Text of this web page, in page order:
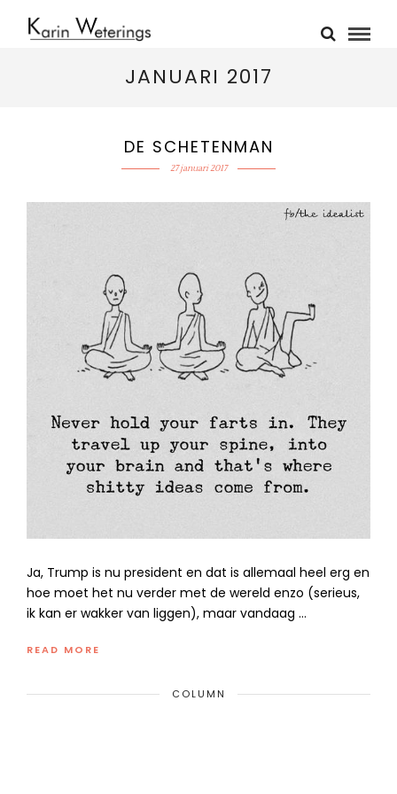
JANUARI 2017
DE SCHETENMAN
27 januari 2017
Ja, Trump is nu president en dat is allemaal heel erg en
hoe moet het nu verder met de wereld enzo (serieus,
ik kan er wakker van liggen), maar vandaag …
READ MORE
COLUMN